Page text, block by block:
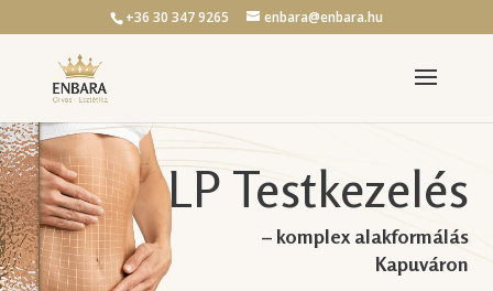
+36 30 347 9265 enbara@enbara.hu
LP Testkezelés
– komplex alakformálás
Kapuváron